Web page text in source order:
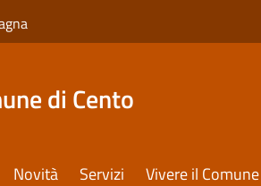
di Cento
Novità Servizi Vivere il Comune